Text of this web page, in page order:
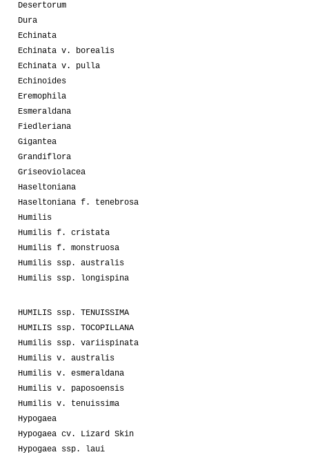
Desertorum
Dura
Echinata
Echinata v. borealis
Echinata v. pulla
Echinoides
Eremophila
Esmeraldana
Fiedleriana
Gigantea
Grandiflora
Griseoviolacea
Haseltoniana
Haseltoniana f. tenebrosa
Humilis
Humilis f. cristata
Humilis f. monstruosa
Humilis ssp. australis
Humilis ssp. longispina
HUMILIS ssp. TENUISSIMA
HUMILIS ssp. TOCOPILLANA
Humilis ssp. variispinata
Humilis v. australis
Humilis v. esmeraldana
Humilis v. paposoensis
Humilis v. tenuissima
Hypogaea
Hypogaea cv. Lizard Skin
Hypogaea ssp. laui